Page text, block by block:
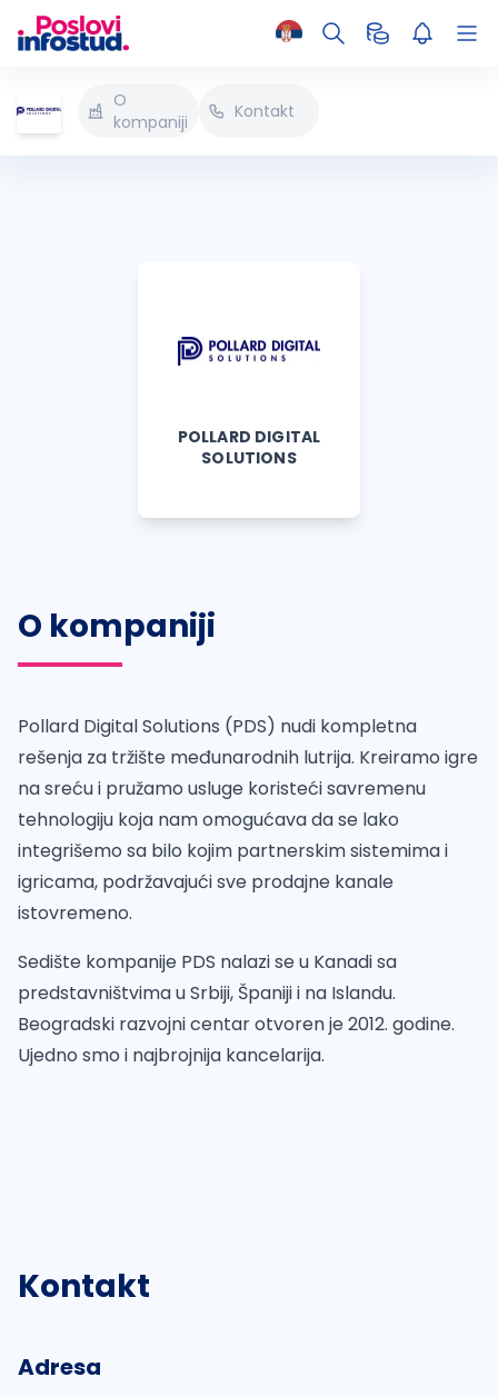
O
kompaniji
Kontakt
POLLARD DIGITAL
SOLUTIONS
O kompaniji
Pollard Digital Solutions (PDS) nudi kompletna
rešenja za tržište međunarodnih lutrija. Kreiramo igre
na sreću i pružamo usluge koristeći savremenu
tehnologiju koja nam omogućava da se lako
integrišemo sa bilo kojim partnerskim sistemima i
igricama, podržavajući sve prodajne kanale
istovremeno.
Sedište kompanije PDS nalazi se u Kanadi sa
predstavništvima u Srbiji, Španiji i na Islandu.
Beogradski razvojni centar otvoren je 2012. godine.
Ujedno smo i najbrojnija kancelarija.
Kontakt
Adresa